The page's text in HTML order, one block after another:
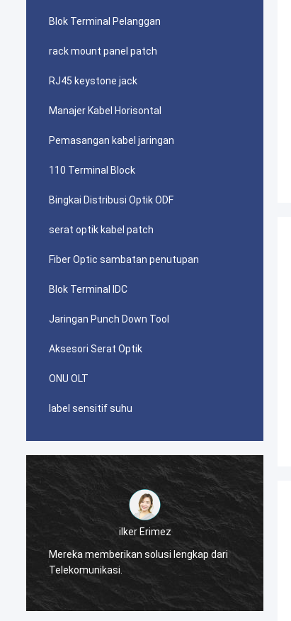
Blok Terminal Pelanggan
rack mount panel patch
RJ45 keystone jack
Manajer Kabel Horisontal
Pemasangan kabel jaringan
110 Terminal Block
Bingkai Distribusi Optik ODF
serat optik kabel patch
Fiber Optic sambatan penutupan
Blok Terminal IDC
Jaringan Punch Down Tool
Aksesori Serat Optik
ONU OLT
label sensitif suhu
احمد عبدالله
Konektor AMP TYCO picabond Anda yang
digunakan untuk telekomunikasi Iran
berfungsi dengan sangat baik, klien kami
sangat puas dengan kualitasnya.